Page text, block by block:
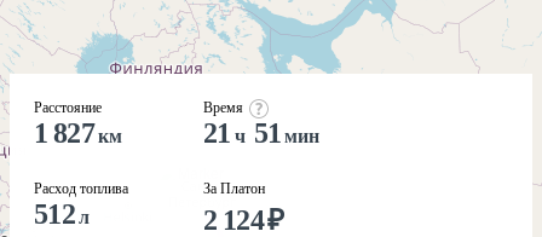
Расстояние
1 827км
Расход топлива
512л
Время
21 ч 51 мин
За Платон
2 124₽